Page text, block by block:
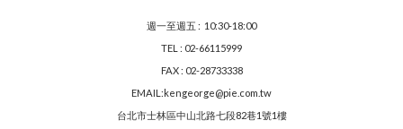
週一至週五 : 10:30-18:00
TEL : 02-66115999
FAX : 02-28733338
EMAIL:kengeorge@pie.com.tw
台北市士林區中山北路七段82巷1號1樓